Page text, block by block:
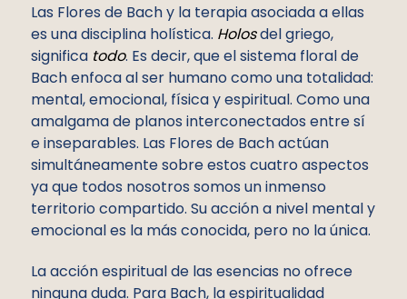
Las Flores de Bach y la terapia asociada a ellas
es una disciplina holística. Holosdel griego,
significa todo. Es decir, que el sistema floral de
Bach enfoca al ser humano como una totalidad:
mental, emocional, física y espiritual. Como una
amalgama de planos interconectados entre sí
e inseparables. Las Flores de Bach actúan
simultáneamente sobre estos cuatro aspectos
ya que todos nosotros somos un inmenso
territorio compartido. Su acción a nivel mental y
emocional es la más conocida, pero no la única.
La acción espiritual de las esencias no ofrece
ninguna duda. Para Bach, la espiritualidad